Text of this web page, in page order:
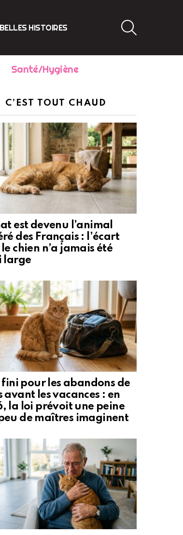
BELLES HISTOIRES
Santé/Hygiène
C’EST TOUT CHAUD
est devenu l’animal
des Français : l’écart
chien n’a jamais été
large
fini pour les abandons de
avant les vacances : en
la loi prévoit une peine
de maîtres imaginent